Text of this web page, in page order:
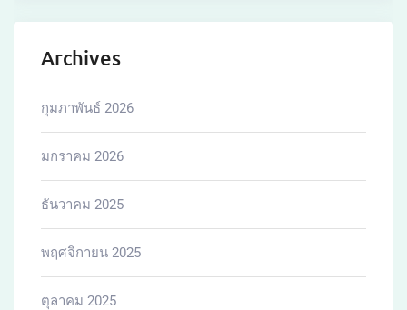
Archives
กุมภาพันธ์ 2026
มกราคม 2026
ธันวาคม 2025
พฤศจิกายน 2025
ตุลาคม 2025